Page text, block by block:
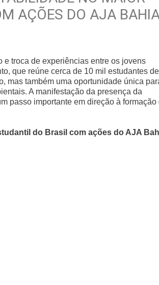
AÇÕES DO AJA
e troca de experiências entre os jovens
que reúne cerca de 10 mil estudantes de
mas também uma oportunidade única
A manifestação da presença da
passo importante em direção à formação
do Brasil com ações do AJA